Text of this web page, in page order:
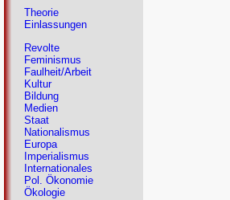
Theorie
Einlassungen
Revolte
Feminismus
Faulheit/Arbeit
Kultur
Bildung
Medien
Staat
Nationalismus
Europa
Imperialismus
Internationales
Pol. Ökonomie
Ökologie